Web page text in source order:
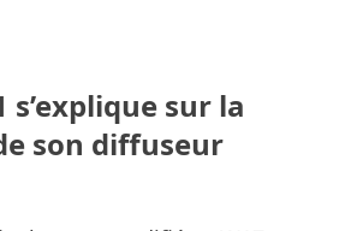
s’explique sur la
son diffuseur